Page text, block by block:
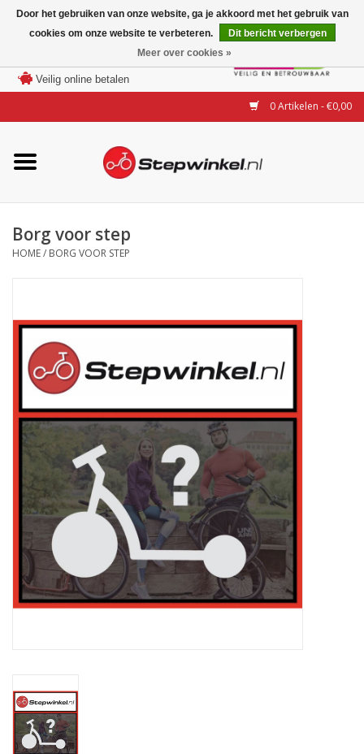
Veilig online betalen
0 Artikelen - €0,00
Merken
Modellen
Accessoires
Steps huren of uitproberen
Borg voor step
HOME/ BORG VOOR STEP
Door het gebruiken van onze website, ga je akkoord met het gebruik van
cookies om onze website te verbeteren.
Dit bericht verbergen
Meer over cookies »